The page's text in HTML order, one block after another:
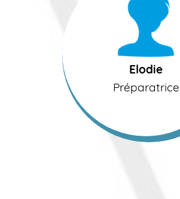
Elodie
Préparatrice
Elodie
Préparatrice